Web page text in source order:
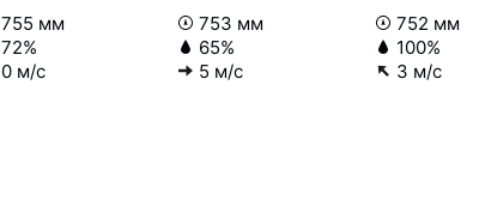
755 мм
72%
0 м/с
753 мм
65%
5 м/с
752 мм
100%
3 м/с